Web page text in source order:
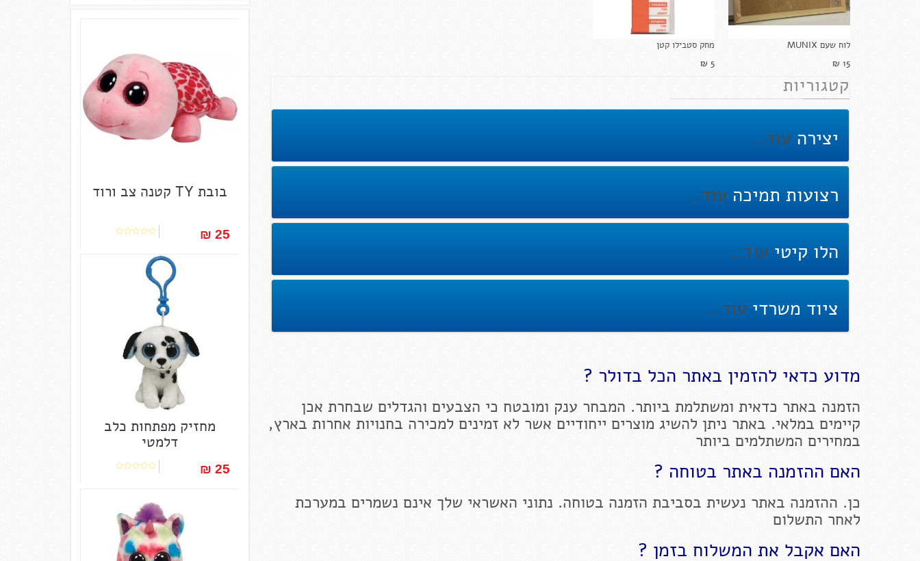
בובת TY קטנה צב ורוד
25 ₪‎
מחזיק מפתחות כלב
דלמטי
25 ₪‎
מחק סטבילו קטן
5 ₪‎
לוח שעם MUNIX
15 ₪‎
קטגוריות
יצירה עוד..
רצועות תמיכה עוד..
הלו קיטי עוד..
ציוד משרדי עוד..
מדוע כדאי להזמין באתר הכל בדולר ?
הזמנה באתר כדאית ומשתלמת ביותר. המבחר ענק ומובטח כי הצבעים והגדלים שבחרת אכן
קיימים במלאי. באתר ניתן להשיג מוצרים ייחודיים אשר לא זמינים למכירה בחנויות אחרות בארץ,
במחירים המשתלמים ביותר
האם ההזמנה באתר בטוחה ?
כן. ההזמנה באתר נעשית בסביבת הזמנה בטוחה. נתוני האשראי שלך אינם נשמרים במערכת
לאחר התשלום
האם אקבל את המשלוח בזמן ?